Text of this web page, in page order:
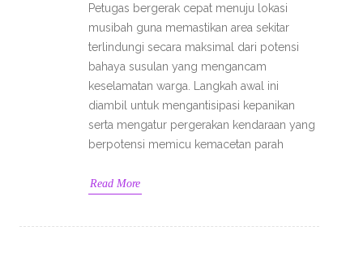
Petugas bergerak cepat menuju lokasi
musibah guna memastikan area sekitar
terlindungi secara maksimal dari potensi
bahaya susulan yang mengancam
keselamatan warga. Langkah awal ini
diambil untuk mengantisipasi kepanikan
serta mengatur pergerakan kendaraan yang
berpotensi memicu kemacetan parah
Read More